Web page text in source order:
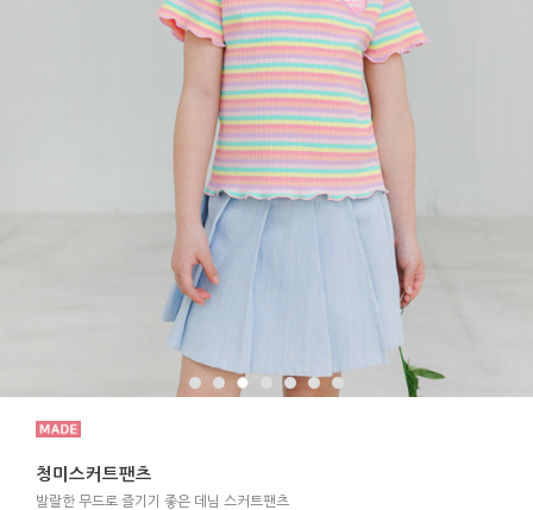
청미스커트팬츠
발랄한 무드로 즐기기 좋은 데님 스커트팬츠